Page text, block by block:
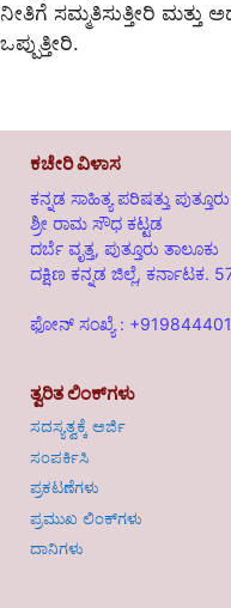
ನೀತಿಗೆ ಸಮ್ಮತಿಸುತ್ತೀರಿ ಮತ್ತು
ಒಪ್ಪುತ್ತೀರಿ.
ಕಚೇರಿ ವಿಳಾಸ
ಕನ್ನಡ ಸಾಹಿತ್ಯ ಪರಿಷತ್ತು
ಶ್ರೀ ರಾಮ ಸೌಧ ಕಟ್ಟಡ
ದರ್ಬೆ ವೃತ್ತ, ಪುತ್ತೂರು ತಾಲೂಕು
ದಕ್ಷಿಣ ಕನ್ನಡ ಜಿಲ್ಲೆ, ಕರ್ನಾಟಕ.
ಫೋನ್ ಸಂಖ್ಯೆ :
ತ್ವರಿತ ಲಿಂಕ್‌ಗಳು
ಸದಸ್ಯತ್ವಕ್ಕೆ ಅರ್ಜಿ
ಸಂಪರ್ಕಿಸಿ
ಪ್ರಕಟಣೆಗಳು
ಪ್ರಮುಖ ಲಿಂಕ್‌ಗಳು
ದಾನಿಗಳು